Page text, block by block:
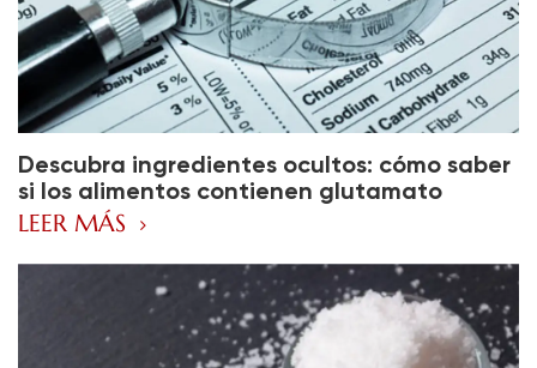
Descubra ingredientes ocultos: cómo saber
si los alimentos contienen glutamato
monosódico
LEER MÁS